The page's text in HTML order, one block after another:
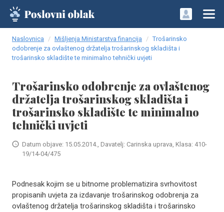
Naslovnica Mišljenja Ministarstva financija
Trošarinsko
odobrenje za ovlaštenog držatelja trošarinskog skladišta i
trošarinsko skladište te minimalno tehnički uvjeti
Trošarinsko odobrenje za ovlaštenog
držatelja trošarinskog skladišta i
trošarinsko skladište te minimalno
tehnički uvjeti
Datum objave: 15.05.2014., Davatelj: Carinska uprava, Klasa: 410-
19/14-04/475
Podnesak kojim se u bitnome problematizira svrhovitost
propisanih uvjeta za izdavanje trošarinskog odobrenja za
ovlaštenog držatelja trošarinskog skladišta i trošarinsko